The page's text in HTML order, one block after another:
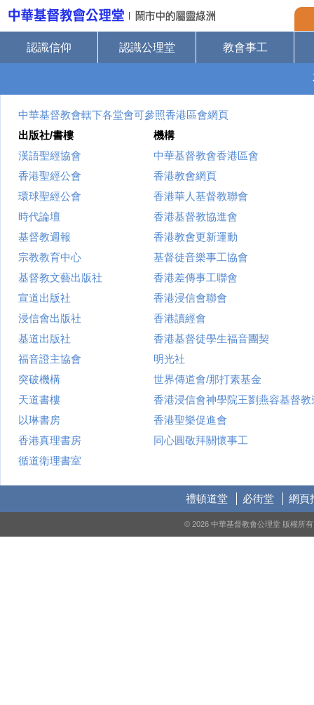
認識信仰 認識公理堂 教會事工
中華基督教會轄下各堂會可參照香港區會網頁
出版社/書樓
機構
漢語聖經協會
中華基督教會香港區會
香港聖經公會
香港教會網頁
環球聖經公會
香港華人基督教聯會
時代論壇
香港基督教協進會
基督教週報
香港教會更新運動
宗教教育中心
基督徒音樂事工協會
基督教文藝出版社
香港差傳事工聯會
宣道出版社
香港浸信會聯會
浸信會出版社
香港讀經會
基道出版社
香港基督徒學生福音團契
福音證主協會
明光社
突破機構
世界傳道會/那打素基金
天道書樓
香港浸信會神學院王劉燕容基督
以琳書房
香港聖樂促進會
香港真理書房
同心圓敬拜關懷事工
循道衛理書室
禮頓道堂 必街堂 網頁
© 2026 中華基督教會公理堂 版權所